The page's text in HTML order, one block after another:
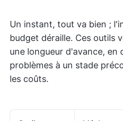
Un instant, tout va bien ;
budget déraille. Ces outils
une longueur d'avance, en
problèmes à un stade
les coûts.